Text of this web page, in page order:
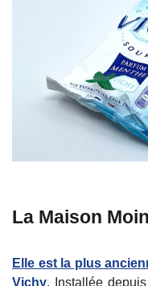
La Maison
Elle est la plus
Vichy. Installée